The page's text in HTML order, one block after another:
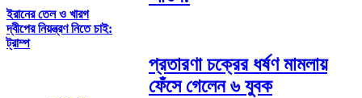
ইরানের তেল ও খারগ
দ্বীপের নিয়ন্ত্রণ নিতে চাই:
ট্রাম্প
প্রতারণা চক্রের ধর্ষণ মামলায়
ফেঁসে গেলেন ৬ যুবক